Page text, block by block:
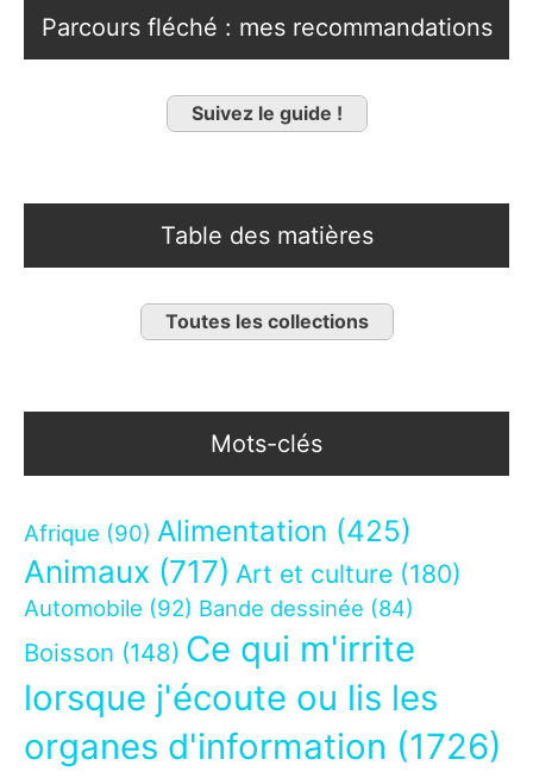
Parcours fléché : mes recommandations
Suivez le guide !
Table des matières
Toutes les collections
Mots-clés
Afrique (90) Alimentation (425)
Animaux (717) Art et culture (180)
Automobile (92) Bande dessinée (84)
Boisson (148) Ce qui m'irrite
lorsque j'écoute ou lis les
organes d'information (1726)